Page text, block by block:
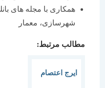
همكاری با مجله های بانك
شهرسازی، معمار
مطالب مرتبط:
ایرج اعتصام